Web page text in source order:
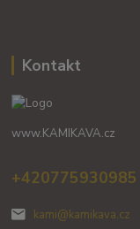
Kontakt
www.KAMIKAVA.cz
+420775930985
kami@kamikava.cz